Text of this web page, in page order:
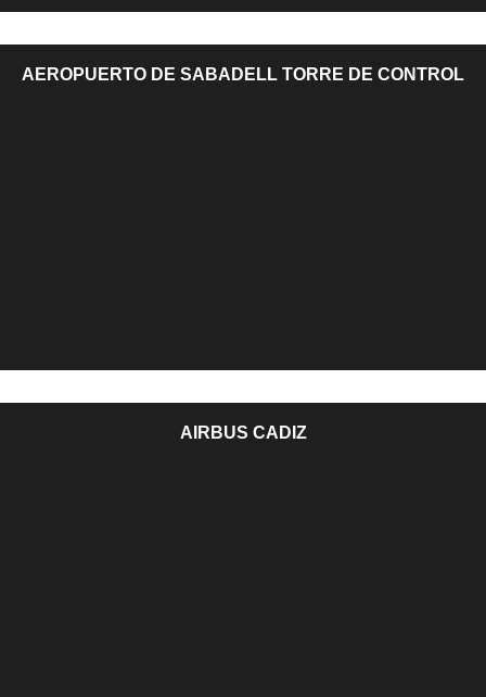
AEROPUERTO DE SABADELL TORRE DE CONTROL
AIRBUS CADIZ